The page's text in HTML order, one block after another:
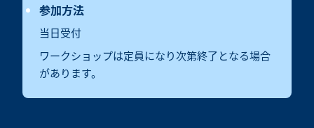
参加方法
当日受付
ワークショップは定員になり次第終了となる場合
があります。